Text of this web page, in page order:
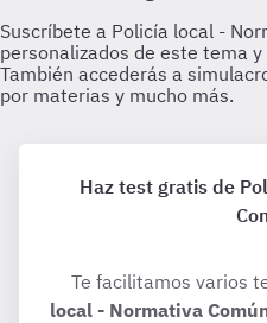
Haz test gratis de
Te facilitamos varios
local - Normativa